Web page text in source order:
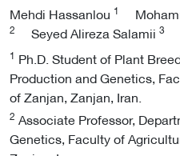
Mehdi Hassanlou 1
2 Seyed Alireza Salamii 3
1 Ph.D. Student of Plant
Production and Genetics,
of Zanjan, Zanjan, Iran.
2 Associate Professor,
Genetics, Faculty of